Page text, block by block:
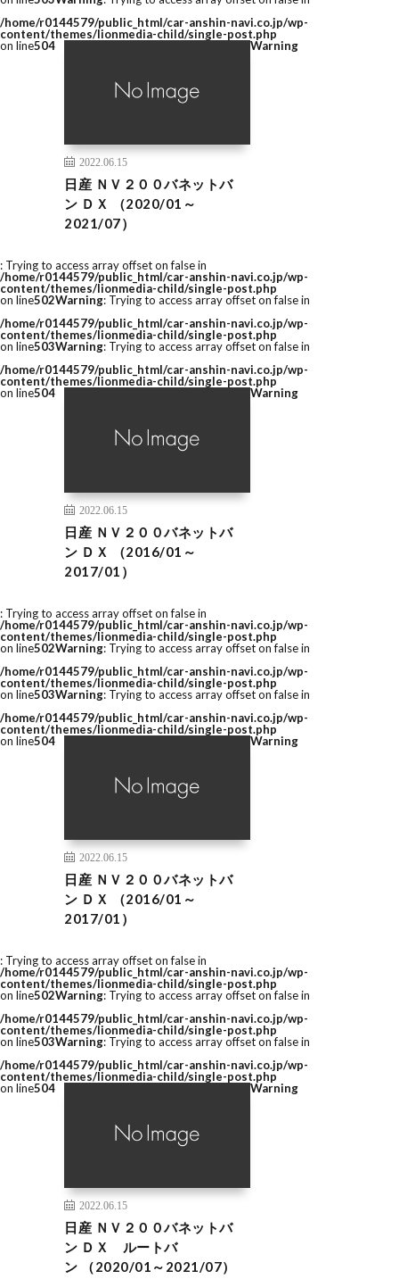
/home/r0144579/public_html/car-anshin-navi.co.jp/wp-
content/themes/lionmedia-child/single-post.php
on line504
2022.06.15
日産 ＮＶ２００バネットバ
ン ＤＸ （2020/01～
2021/07）
Warning
: Trying to access array offset on false in
/home/r0144579/public_html/car-anshin-navi.co.jp/wp-
content/themes/lionmedia-child/single-post.php
on line502Warning: Trying to access array offset on false in
/home/r0144579/public_html/car-anshin-navi.co.jp/wp-
content/themes/lionmedia-child/single-post.php
on line503Warning: Trying to access array offset on false in
/home/r0144579/public_html/car-anshin-navi.co.jp/wp-
content/themes/lionmedia-child/single-post.php
on line504
2022.06.15
日産 ＮＶ２００バネットバ
ン ＤＸ （2016/01～
2017/01）
Warning
: Trying to access array offset on false in
/home/r0144579/public_html/car-anshin-navi.co.jp/wp-
content/themes/lionmedia-child/single-post.php
on line502Warning: Trying to access array offset on false in
/home/r0144579/public_html/car-anshin-navi.co.jp/wp-
content/themes/lionmedia-child/single-post.php
on line503Warning: Trying to access array offset on false in
/home/r0144579/public_html/car-anshin-navi.co.jp/wp-
content/themes/lionmedia-child/single-post.php
on line504
2022.06.15
日産 ＮＶ２００バネットバ
ン ＤＸ （2016/01～
2017/01）
Warning
: Trying to access array offset on false in
/home/r0144579/public_html/car-anshin-navi.co.jp/wp-
content/themes/lionmedia-child/single-post.php
on line502Warning: Trying to access array offset on false in
/home/r0144579/public_html/car-anshin-navi.co.jp/wp-
content/themes/lionmedia-child/single-post.php
on line503Warning: Trying to access array offset on false in
/home/r0144579/public_html/car-anshin-navi.co.jp/wp-
content/themes/lionmedia-child/single-post.php
on line504
2022.06.15
日産 ＮＶ２００バネットバ
ン ＤＸ ルートバ
ン （2020/01～2021/07）
Warning